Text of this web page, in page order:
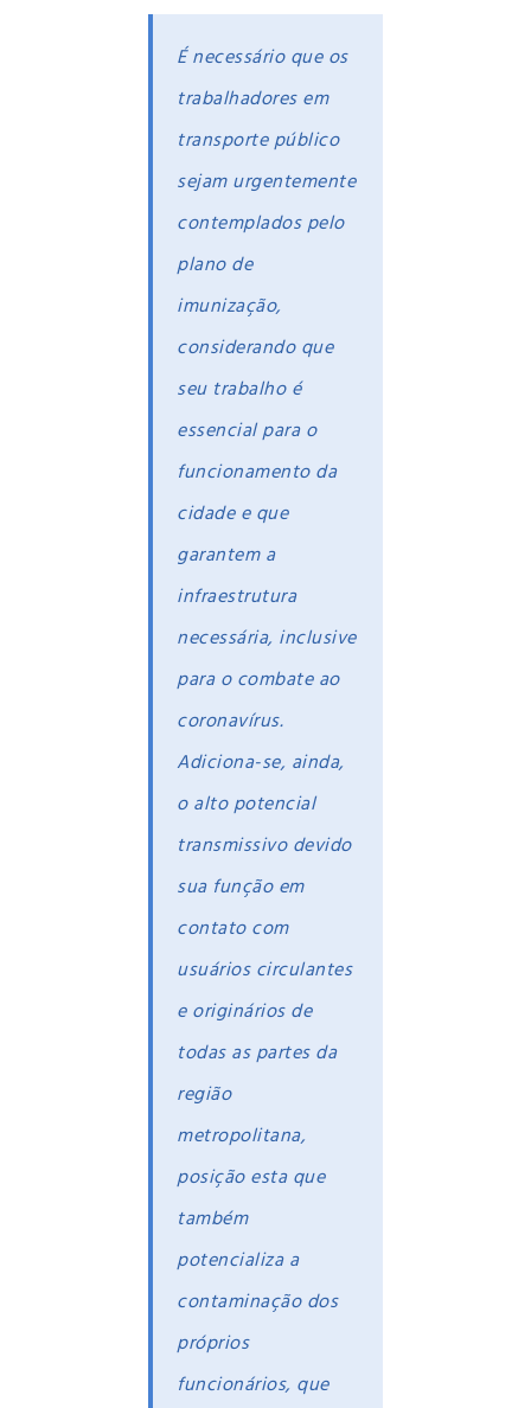
É necessário que os
trabalhadores em
transporte público
sejam urgentemente
contemplados pelo
plano de
imunização,
considerando que
seu trabalho é
essencial para o
funcionamento da
cidade e que
garantem a
infraestrutura
necessária, inclusive
para o combate ao
coronavírus.
Adiciona-se, ainda,
o alto potencial
transmissivo devido
sua função em
contato com
usuários circulantes
e originários de
todas as partes da
região
metropolitana,
posição esta que
também
potencializa a
contaminação dos
próprios
funcionários, que